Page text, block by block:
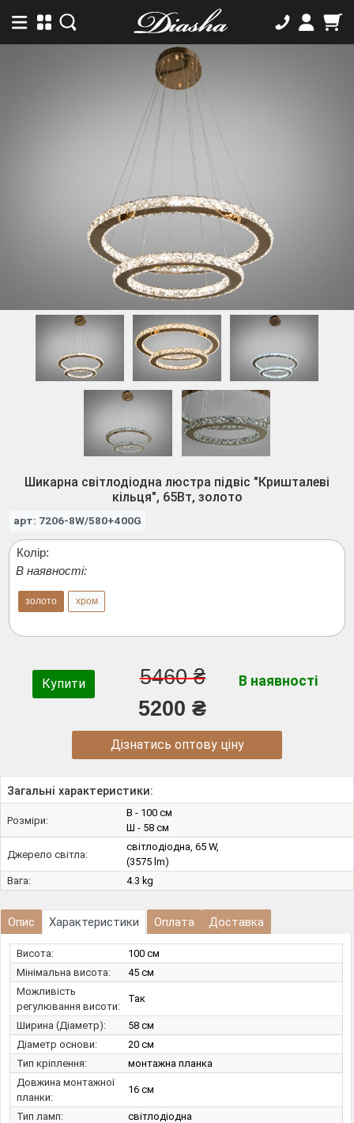
Шикарна світлодіодна люстра підвіс "Кришталеві
кільця", 65Вт, золото
арт: 7206-8W/580+400G
Колір:
В наявності:
золото хром
Купити
5460 ₴
5200 ₴
В наявності
Дізнатись оптову ціну
Загальні характеристики:
Розміри:
В - 100 см
Ш - 58 см
Джерело світла:
світлодіодна, 65 W,
(3575 lm)
Вага:
4.3 kg
Опис Характеристики Оплата Доставка
Висота:
100 см
Мінімальна висота:
45 см
Можливість
регулювання висоти:
Так
Ширина (Діаметр):
58 см
Діаметр основи:
20 см
Тип кріплення:
монтажна планка
Довжина монтажної
планки:
16 см
Тип ламп:
світлодіодна